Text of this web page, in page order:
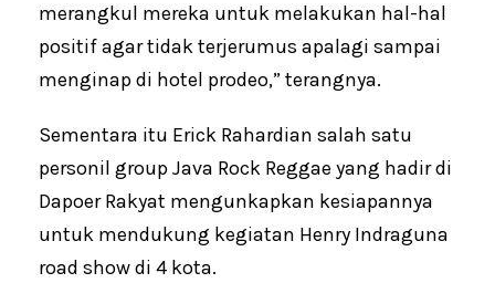
merangkul mereka untuk melakukan hal-hal
positif agar tidak terjerumus apalagi sampai
menginap di hotel prodeo,” terangnya.
Sementara itu Erick Rahardian salah satu
personil group Java Rock Reggae yang hadir di
Dapoer Rakyat mengunkapkan kesiapannya
untuk mendukung kegiatan Henry Indraguna
road show di 4 kota.